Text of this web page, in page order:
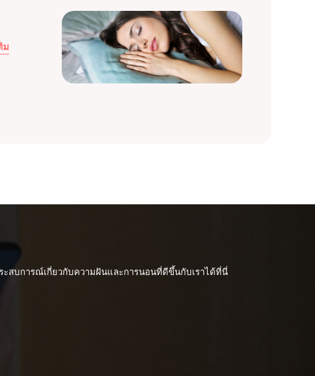
ม
ะสบการณ์เกี่ยวกับความฝันและการนอนที่ดีขึ้นกับเราได้ที่นี่